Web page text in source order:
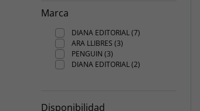
Marca
DIANA EDITORIAL (7)
ARA LLIBRES (3)
PENGUIN (3)
DIANA EDITORIAL (2)
Disponibilidad